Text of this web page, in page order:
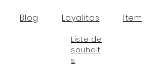
Blog Loyalitas Item
Liste de
souhait
s